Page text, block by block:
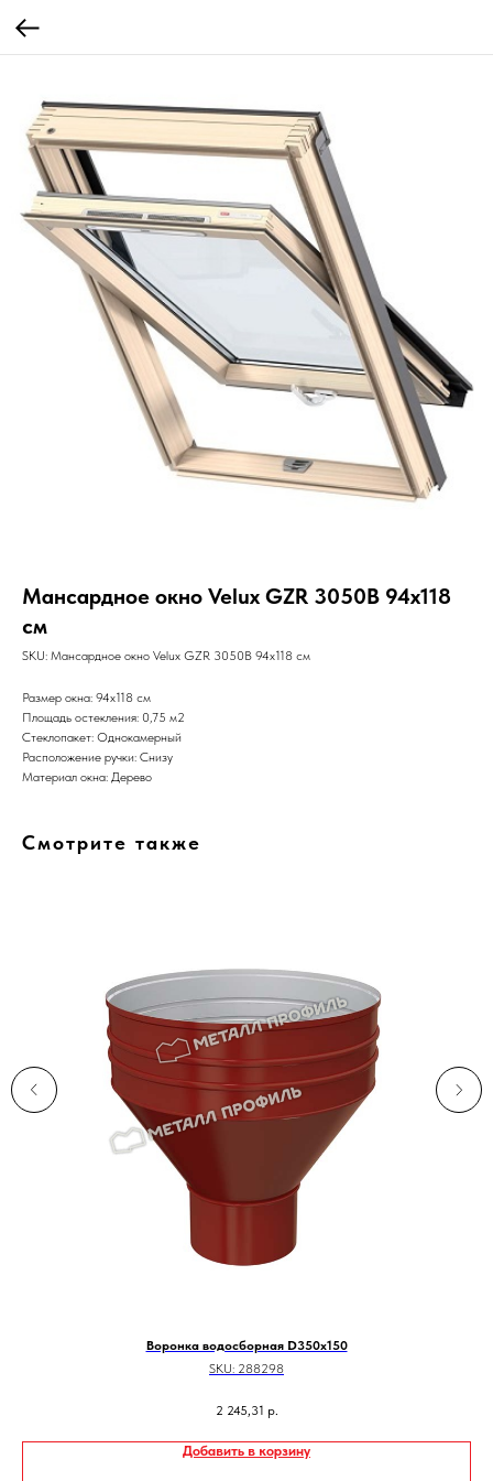
Мансардное окно Velux GZR 3050B 94x118
см
SKU: Мансардное окно Velux GZR 3050B 94x118 см
Размер окна: 94x118 см
Площадь остекления: 0,75 м2
Стеклопакет: Однокамерный
Расположение ручки: Снизу
Материал окна: Дерево
Смотрите также
Воронка водосборная D350х150
SKU: 288298
2 245,31 р.
Добавить в корзину